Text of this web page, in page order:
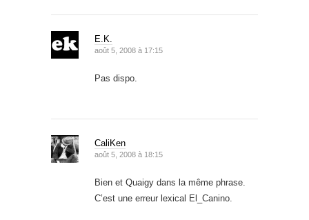
E.K.
août 5, 2008 à 17:15
Pas dispo.
CaliKen
août 5, 2008 à 18:15
Bien et Quaigy dans la même phrase.
C’est une erreur lexical El_Canino.